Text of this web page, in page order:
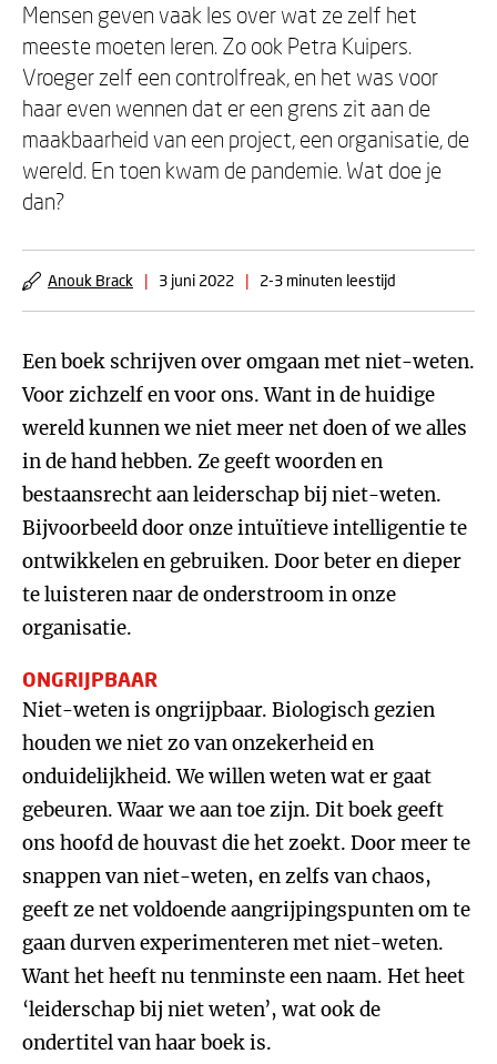
Mensen geven vaak les over wat ze zelf het
meeste moeten leren. Zo ook Petra Kuipers.
Vroeger zelf een controlfreak, en het was voor
haar even wennen dat er een grens zit aan de
maakbaarheid van een project, een organisatie, de
wereld. En toen kwam de pandemie. Wat doe je
dan?
Anouk Brack | 3 juni 2022 | 2-3 minuten leestijd
Een boek schrijven over omgaan met niet-weten.
Voor zichzelf en voor ons. Want in de huidige
wereld kunnen we niet meer net doen of we alles
in de hand hebben. Ze geeft woorden en
bestaansrecht aan leiderschap bij niet-weten.
Bijvoorbeeld door onze intuïtieve intelligentie te
ontwikkelen en gebruiken. Door beter en dieper
te luisteren naar de onderstroom in onze
organisatie.
ONGRIJPBAAR
Niet-weten is ongrijpbaar. Biologisch gezien
houden we niet zo van onzekerheid en
onduidelijkheid. We willen weten wat er gaat
gebeuren. Waar we aan toe zijn. Dit boek geeft
ons hoofd de houvast die het zoekt. Door meer te
snappen van niet-weten, en zelfs van chaos,
geeft ze net voldoende aangrijpingspunten om te
gaan durven experimenteren met niet-weten.
Want het heeft nu tenminste een naam. Het heet
‘leiderschap bij niet weten’, wat ook de
ondertitel van haar boek is.